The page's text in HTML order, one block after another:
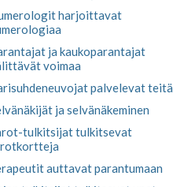
harjoittavat
ja kaukoparantajat
voimaa
palvelevat teitä
ja selvänäkeminen
tulkitsijat tulkitsevat
auttavat parantumaan